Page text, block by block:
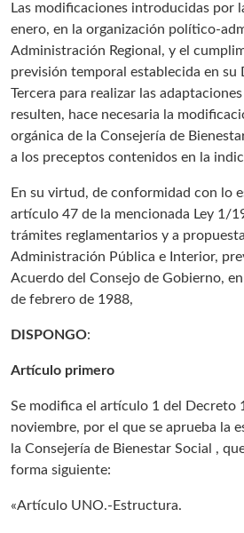
Las modificaciones introducidas por
enero, en la organización político-
Administración Regional, y el
previsión temporal establecida en su
Tercera para realizar las
resulten, hace necesaria la
orgánica de la Consejería de
a los preceptos contenidos en la
En su virtud, de conformidad con lo
artículo 47 de la mencionada Ley 1/
trámites reglamentarios y a
Administración Pública e Interior,
Acuerdo del Consejo de Gobierno,
de febrero de 1988,
DISPONGO:
Artículo primero
Se modifica el artículo 1 del Decreto
noviembre, por el que se aprueba la
la Consejería de Bienestar Social ,
forma siguiente:
«Artículo UNO.-Estructura.